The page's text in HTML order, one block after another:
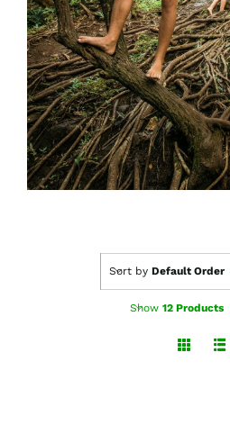
Sort by Default Order
Show 12 Products